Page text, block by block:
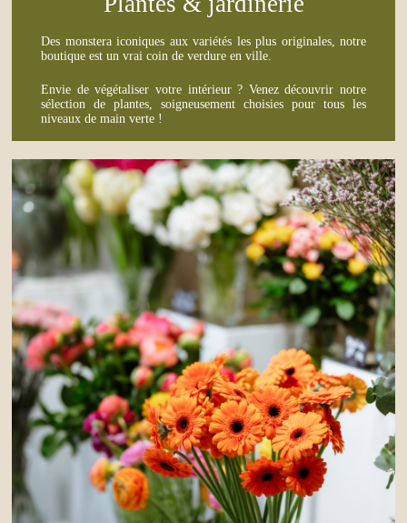
Des monstera iconiques aux variétés les plus originales, notre
boutique est un vrai coin de verdure en ville.
Envie de végétaliser votre intérieur ? Venez découvrir notre
sélection de plantes, soigneusement choisies pour tous les
niveaux de main verte !